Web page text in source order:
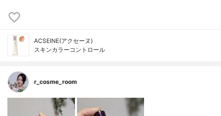
ACSEINE(アクセーヌ)
スキンカラーコントロール
r_cosme_room